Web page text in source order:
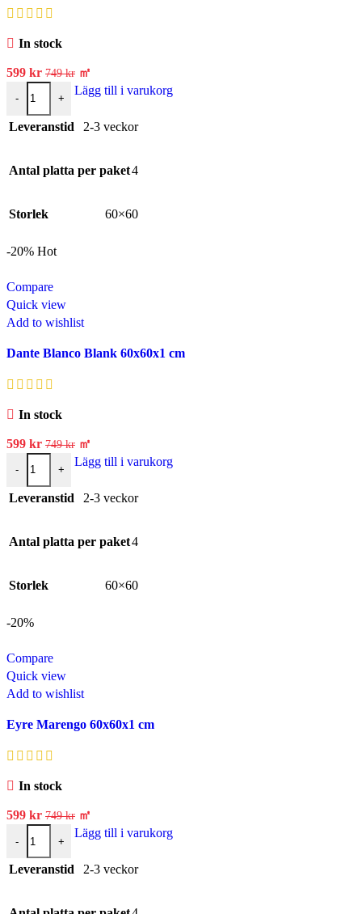
In stock
599 kr 749kr ㎡
- +
Lägg till i varukorg
Leveranstid 2-3 veckor
Antal platta per paket4
Storlek 60×60
-20% Hot
Compare
Quick view
Add to wishlist
Dante Blanco Blank 60x60x1 cm
In stock
599 kr 749kr ㎡
- +
Lägg till i varukorg
Leveranstid 2-3 veckor
Antal platta per paket4
Storlek 60×60
-20%
Compare
Quick view
Add to wishlist
Eyre Marengo 60x60x1 cm
In stock
599 kr 749kr ㎡
- +
Lägg till i varukorg
Leveranstid 2-3 veckor